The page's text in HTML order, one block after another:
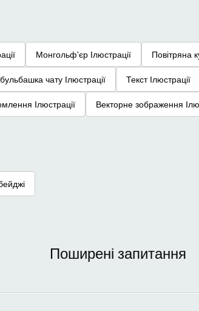
Монгольф'єр Ілюстрації Повітряна
чату Ілюстрації Текст Ілюстрації
Ілюстрації Векторне зображення
Поширені запитання